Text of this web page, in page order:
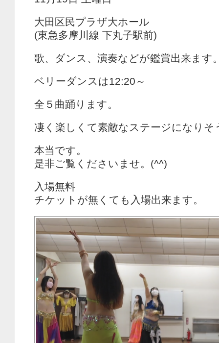
大田区民プラザ大ホール
(東急多摩川線 下丸子駅前)
歌、ダンス、演奏などが鑑賞出来ます
ベリーダンスは12:20～
全５曲踊ります。
凄く楽しくて素敵なステージになりそ
本当です。
是非ご覧くださいませ。(^^)
入場無料
チケットが無くても入場出来ます。